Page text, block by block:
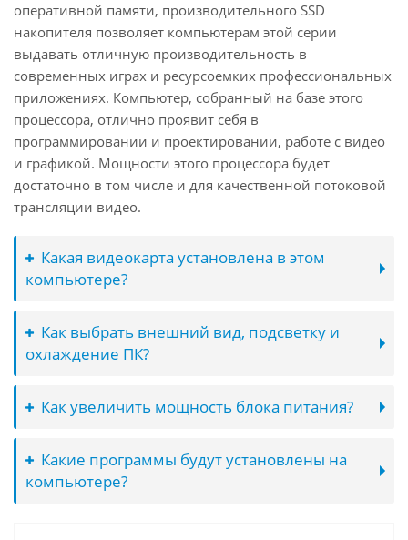
оперативной памяти, производительного SSD
накопителя позволяет компьютерам этой серии
выдавать отличную производительность в
современных играх и ресурсоемких профессиональных
приложениях. Компьютер, собранный на базе этого
процессора, отлично проявит себя в
программировании и проектировании, работе с видео
и графикой. Мощности этого процессора будет
достаточно в том числе и для качественной потоковой
трансляции видео.
Какая видеокарта установлена в этом
компьютере?
Как выбрать внешний вид, подсветку и
охлаждение ПК?
Как увеличить мощность блока питания?
Какие программы будут установлены на
компьютере?